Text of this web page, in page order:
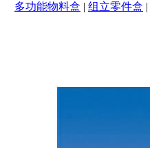
多功能物料盒 | 组立零件盒 |